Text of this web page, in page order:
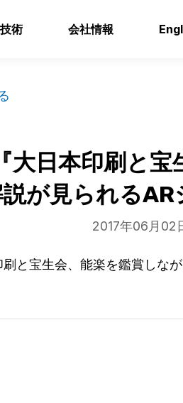
術 会社情報
大日本印刷と
が見られるAR
2017年06月02
と宝生会、能楽を鑑賞しな